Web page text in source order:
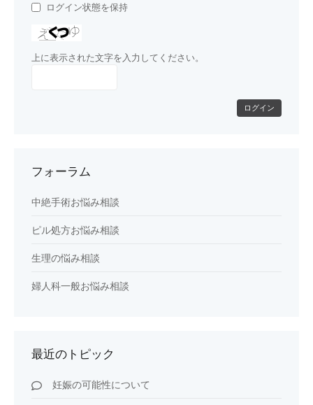
ログイン状態を保持
上に表示された文字を入力してください。
ログイン
フォーラム
中絶手術お悩み相談
ピル処方お悩み相談
生理の悩み相談
婦人科一般お悩み相談
最近のトピック
妊娠の可能性について